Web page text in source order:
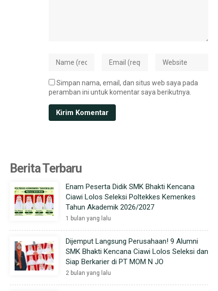
Simpan nama, email, dan situs web saya pada
peramban ini untuk komentar saya berikutnya.
Berita Terbaru
Enam Peserta Didik SMK Bhakti Kencana
Ciawi Lolos Seleksi Poltekkes Kemenkes
Tahun Akademik 2026/2027
1 bulan yang lalu
Dijemput Langsung Perusahaan! 9 Alumni
SMK Bhakti Kencana Ciawi Lolos Seleksi dan
Siap Berkarier di PT MOM N JO
2 bulan yang lalu